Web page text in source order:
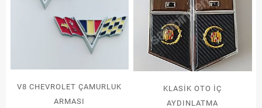
V8 CHEVROLET ÇAMURLUK
ARMASI
KLASİK OTO İÇ
AYDINLATMA